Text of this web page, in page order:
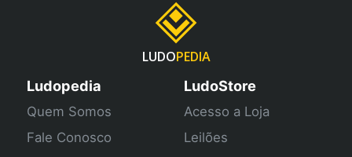
LUDOPEDIA
Ludopedia
Quem Somos
Fale Conosco
LudoStore
Acesso a Loja
Leilões